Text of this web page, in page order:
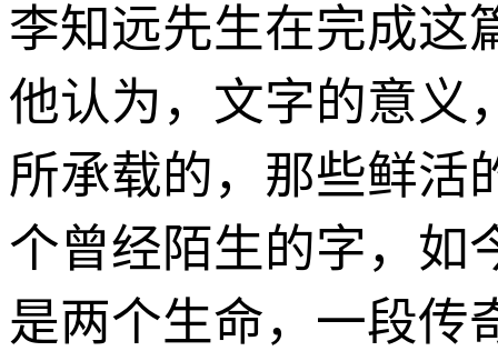
李知远先生在完成这
他认为，文字的意义
所承载的，那些鲜活
个曾经陌生的字，如
是两个生命，一段传